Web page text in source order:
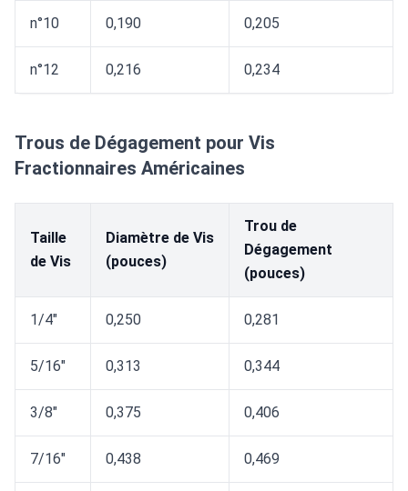
n°10 0,190 0,205
n°12 0,216 0,234
Trous de Dégagement pour Vis
Fractionnaires Américaines
Taille
de Vis
Diamètre de Vis
(pouces)
Trou de
Dégagement
(pouces)
1/4" 0,250 0,281
5/16" 0,313 0,344
3/8" 0,375 0,406
7/16" 0,438 0,469